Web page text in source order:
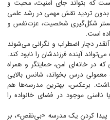
که بتواند جای امنیت، محبت و
بدون تردید نقش مهمی در رشد علمی
بستر شکل‌گیری شخصیت، عزت‌نفس و
است.
دچار اضطراب و نگرانی می‌شوند
آینده فرزندشان را نابود کند.
در خانه‌ای امن، حمایتگر و همراه
درس بخواند، شانس بالایی
برعکس، بهترین مدرسه‌ها هم
ناامنی موجود در فضای خانواده را
پیدا کردن یک مدرسه «بی‌نقص»، بر